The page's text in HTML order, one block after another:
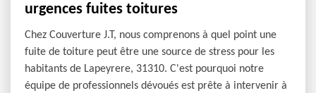
urgences fuites toitures
Chez Couverture J.T, nous comprenons à quel point une
fuite de toiture peut être une source de stress pour les
habitants de Lapeyrere, 31310. C'est pourquoi notre
équipe de professionnels dévoués est prête à intervenir à